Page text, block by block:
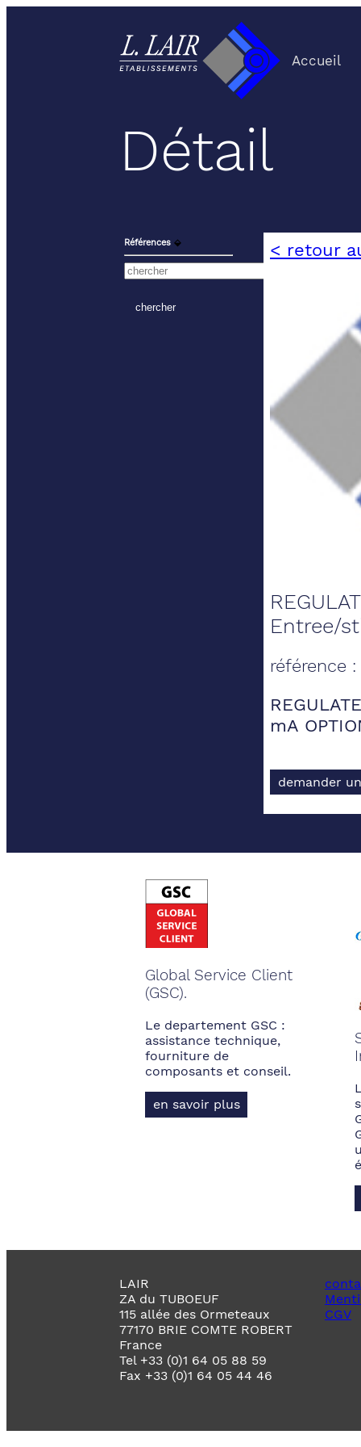
Accueil
Détail
Références ⬙ < retour
Entree/
référence :
mA
demander
Global Service Client
(GSC).
Le departement GSC :
assistance technique,
fourniture de
composants et conseil.
en savoir plus
LAIR
ZA du TUBOEUF
115 allée des Ormeteaux
77170 BRIE COMTE ROBERT
France
Tel +33 (0)1 64 05 88 59
Fax +33 (0)1 64 05 44 46
CGV